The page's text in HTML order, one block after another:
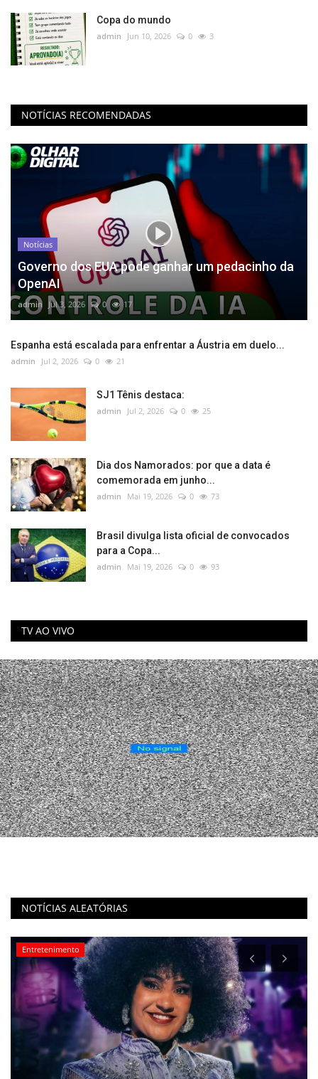
Copa do mundo
admin Jun 10, 2026 0 3
NOTÍCIAS RECOMENDADAS
Notícias
Governo dos EUA pode ganhar um pedacinho da
OpenAI
admin Jul 3, 2026 0 17
Espanha está escalada para enfrentar a Áustria em duelo...
admin Jul 2, 2026 0 21
SJ1 Tênis destaca:
admin Jul 2, 2026 0 25
Dia dos Namorados: por que a data é
comemorada em junho...
admin Mai 19, 2026 0 73
Brasil divulga lista oficial de convocados
para a Copa...
admin Mai 19, 2026 0 93
TV AO VIVO
NOTÍCIAS ALEATÓRIAS
Entretenimento